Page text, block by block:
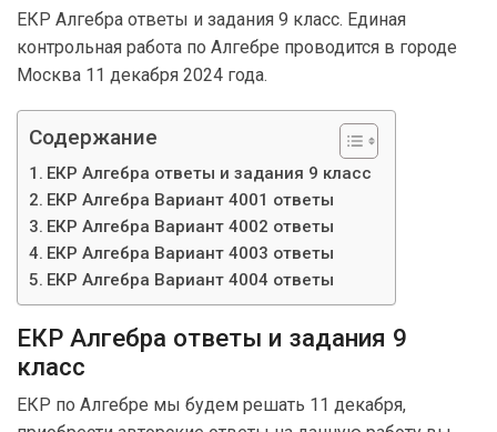
ЕКР Алгебра ответы и задания 9 класс. Единая
контрольная работа по Алгебре проводится в городе
Москва 11 декабря 2024 года.
Содержание
ЕКР Алгебра ответы и задания 9 класс
ЕКР Алгебра Вариант 4001 ответы
ЕКР Алгебра Вариант 4002 ответы
ЕКР Алгебра Вариант 4003 ответы
ЕКР Алгебра Вариант 4004 ответы
ЕКР Алгебра ответы и задания 9
класс
ЕКР по Алгебре мы будем решать 11 декабря,